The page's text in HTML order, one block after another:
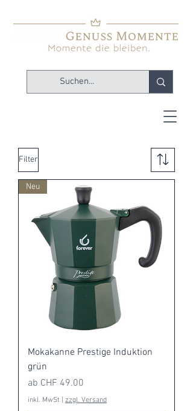
Filter
Neu
Mokakanne Prestige Induktion
grün
ab CHF 49.00
Sale-Preis
inkl. MwSt zzgl. Versand